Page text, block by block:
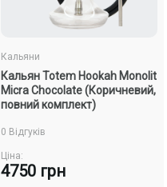
Кальяни
Кальян Totem Hookah Monolit
Micra Chocolate (Коричневий,
повний комплект)
0 Відгуків
Ціна:
4750 грн